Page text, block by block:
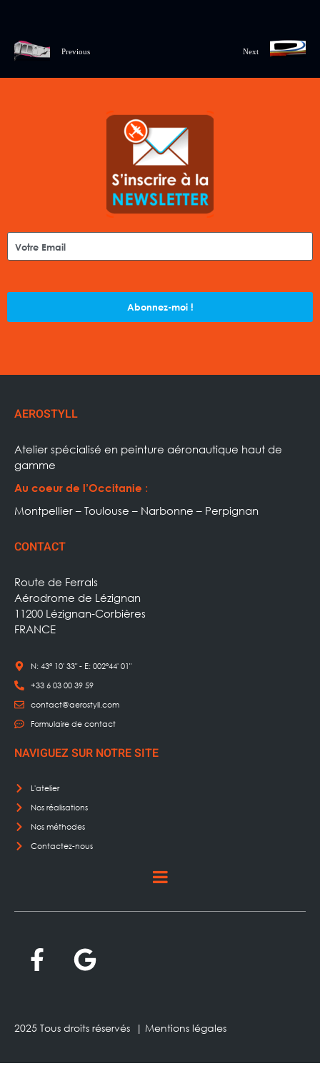
Previous Next
Abonnez-moi !
AEROSTYLL
Atelier spécialisé en peinture aéronautique haut de
gamme
Au coeur de l’Occitanie :
Montpellier – Toulouse – Narbonne – Perpignan
CONTACT
Route de Ferrals
Aérodrome de Lézignan
11200 Lézignan-Corbières
FRANCE
N: 43° 10' 33" - E: 002°44' 01"
+33 6 03 00 39 59
contact@aerostyll.com
Formulaire de contact
NAVIGUEZ SUR NOTRE SITE
L'atelier
Nos réalisations
Nos méthodes
Contactez-nous
2025 Tous droits réservés | Mentions légales